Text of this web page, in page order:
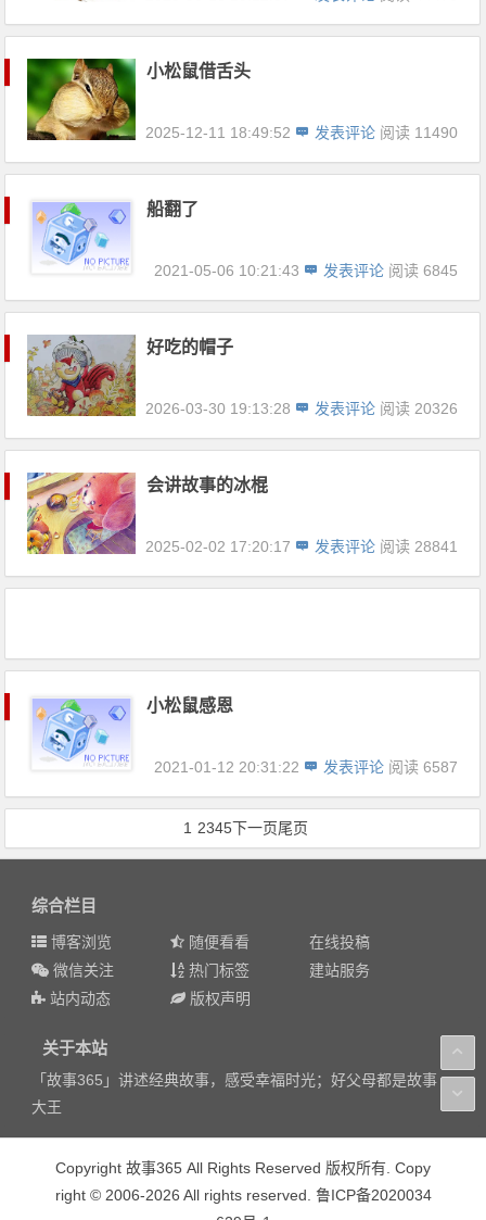
小松鼠借舌头
2025-12-11 18:49:52 发表评论 阅读 11490
船翻了
2021-05-06 10:21:43 发表评论 阅读 6845
好吃的帽子
2026-03-30 19:13:28 发表评论 阅读 20326
会讲故事的冰棍
2025-02-02 17:20:17 发表评论 阅读 28841
小松鼠感恩
2021-01-12 20:31:22 发表评论 阅读 6587
1 2345下一页尾页
综合栏目
博客浏览 随便看看
在线投稿
微信关注
热门标签
建站服务
站内动态
版权声明
关于本站
「故事365」讲述经典故事，感受幸福时光；好父母都是故事
大王
Copyright 故事365 All Rights Reserved 版权所有. Copy
right © 2006-2026 All rights reserved. 鲁ICP备2020034